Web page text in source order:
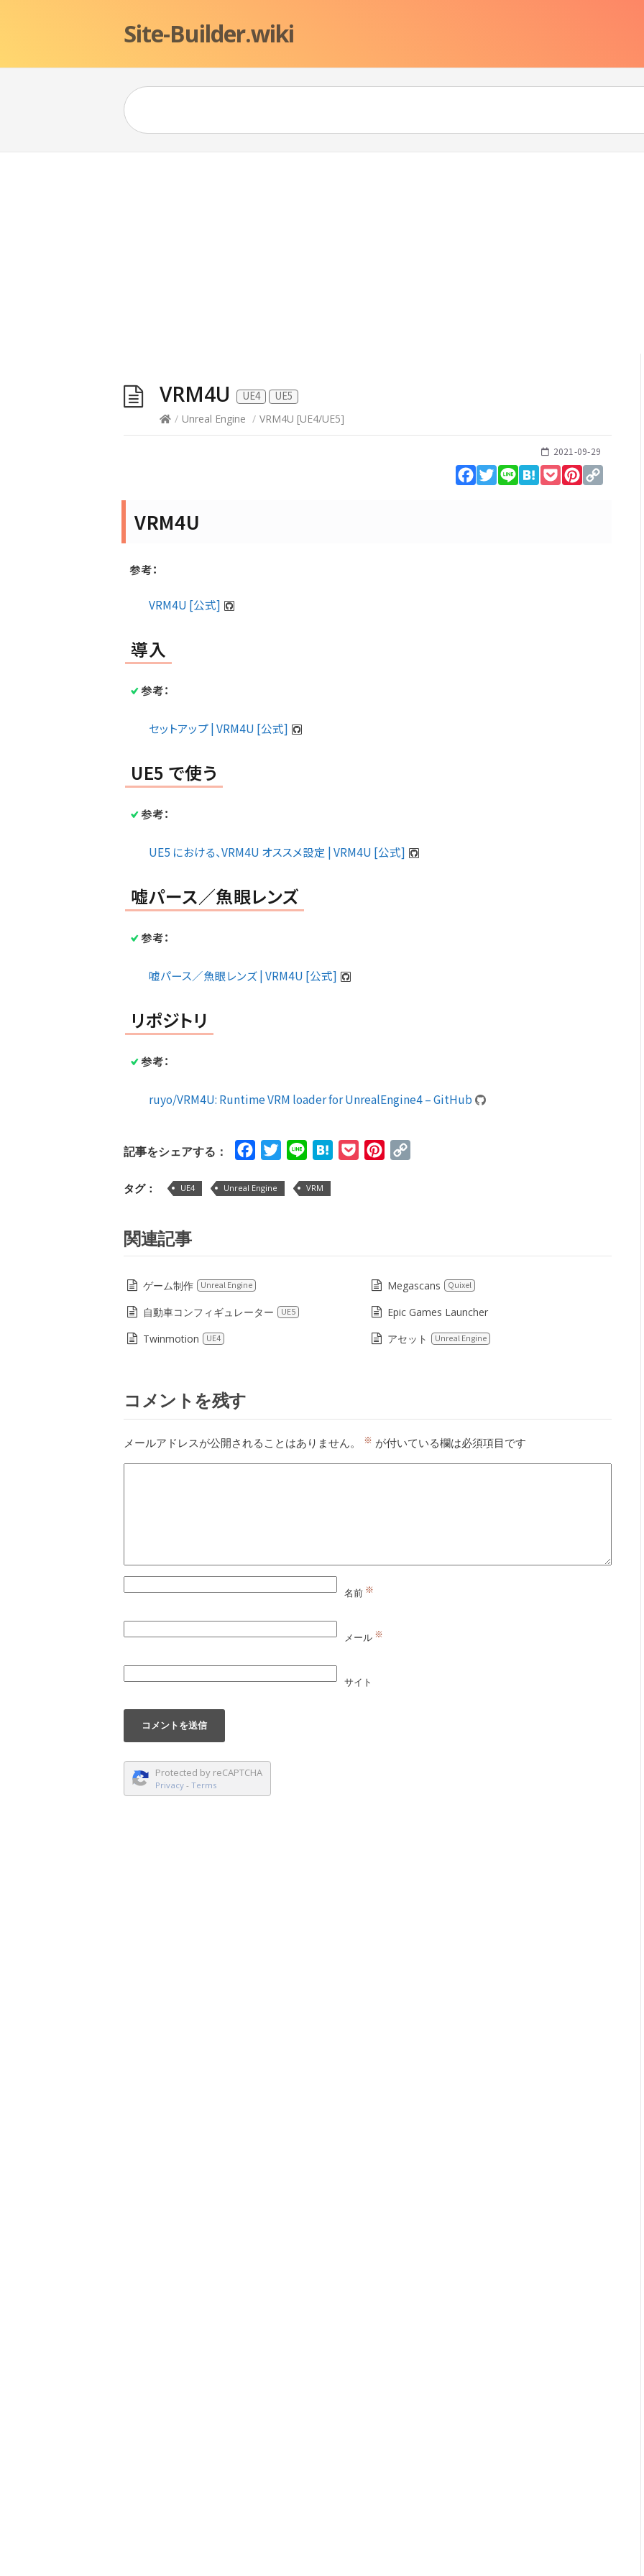
Site-Builder.wiki
VRM4U UE4
UE5
/ Unreal Engine / VRM4U [UE4/UE5]
2021-09-29
Facebook
Twitter
Line HatenaPocketPinterest
VRM4U
参考：
VRM4U [公式]
導入
参考：
セットアップ | VRM4U [公式]
UE5 で使う
参考：
UE5 における、VRM4U オススメ設定 | VRM4U [公式]
嘘パース／魚眼レンズ
参考：
嘘パース／魚眼レンズ | VRM4U [公式]
リポジトリ
参考：
ruyo/VRM4U: Runtime VRM loader for UnrealEngine4 – GitHub
記事をシェアする： FacebookTwitterLine HatenaPocketPinterest
タグ： UE4 Unreal Engine VRM
関連記事
ゲーム制作 Unreal Engine Megascans Quixel
自動車コンフィギュレーター UE5
Epic Games Launcher
Twinmotion
UE4 アセット Unreal Engine
コメントを残す
メールアドレスが公開されることはありません。 ※ が付いている欄は必須項目です
名前 ※
メール ※
サイト
Protected by reCAPTCHA
Privacy - Terms